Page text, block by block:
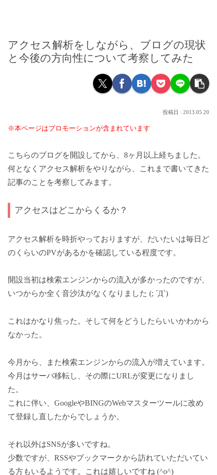
アクセス解析をしながら、ブログの現状
と今後の方向性について考察してみた
2013.05.20
※本ページはプロモーションが含まれています
こちらのブログを開設してから、8ヶ月以上経ちました。
何となくアクセス解析をやりながら、これまで書いてきた
記事のことを考察してみます。
アクセスはどこからくるか？
アクセス解析を時折やっておりますが、だいたいは毎日ど
のくらいのPVがあるかを確認している程度です。
開設当初は検索エンジンからの流入が多かったのですが、
いつからか全く音沙汰がなくなりました (; ´Д`)
これはかなり焦った。そして何をどうしたらいいかわから
なかった。
今月から、また検索エンジンからの流入が増えています。
今月はサーバ移転し、その際にURLが変更になりまし
た。
これに伴い、GoogleやBINGのWebマスターツールに改め
て登録し直したからでしょうか。
それ以外はSNSが多いですね。
少数ですが、RSSやブックマークから訪れていただいてい
る方もいるようです。これは嬉しいですね (^o^)